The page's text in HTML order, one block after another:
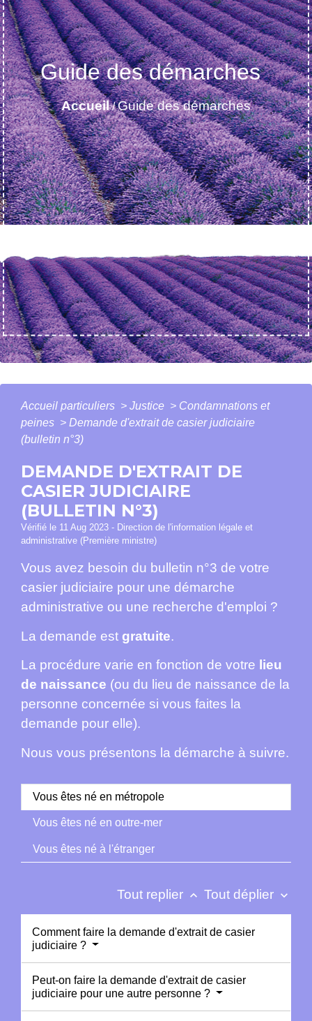
Guide des démarches
Accueil/Guide des démarches
Accueil particuliers > Justice > Condamnations et
peines > Demande d'extrait de casier judiciaire
(bulletin n°3)
DEMANDE D'EXTRAIT DE
CASIER JUDICIAIRE
(BULLETIN N°3)
Vérifié le 11 Aug 2023 - Direction de l'information légale et
administrative (Première ministre)
Vous avez besoin du bulletin n°3 de votre
casier judiciaire pour une démarche
administrative ou une recherche d'emploi ?
La demande est gratuite.
La procédure varie en fonction de votre lieu
de naissance (ou du lieu de naissance de la
personne concernée si vous faites la
demande pour elle).
Nous vous présentons la démarche à suivre.
Vous êtes né en métropole
Vous êtes né en outre-mer
Vous êtes né à l'étranger
Tout replier keyboard_arrow_up Tout déplier keyboard_arrow_down
Comment faire la demande d'extrait de casier
judiciaire ?
Peut-on faire la demande d'extrait de casier
judiciaire pour une autre personne ?